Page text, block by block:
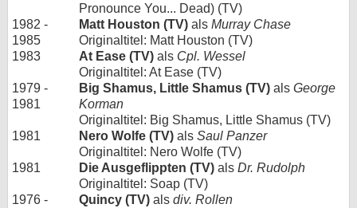
Pronounce You... Dead) (TV)
1982 -
1985
Matt Houston (TV) als Murray Chase
Originaltitel: Matt Houston (TV)
1983
At Ease (TV) als Cpl. Wessel
Originaltitel: At Ease (TV)
1979 -
1981
Big Shamus, Little Shamus (TV) als George
Korman
Originaltitel: Big Shamus, Little Shamus (TV)
1981
Nero Wolfe (TV) als Saul Panzer
Originaltitel: Nero Wolfe (TV)
1981
Die Ausgeflippten (TV) als Dr. Rudolph
Originaltitel: Soap (TV)
1976 -
Quincy (TV) als div. Rollen